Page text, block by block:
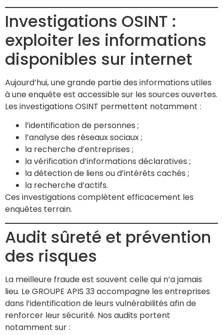
Investigations OSINT :
exploiter les informations
disponibles sur internet
Aujourd’hui, une grande partie des informations utiles
à une enquête est accessible sur les sources ouvertes.
Les investigations OSINT permettent notamment :
l’identification de personnes ;
l’analyse des réseaux sociaux ;
la recherche d’entreprises ;
la vérification d’informations déclaratives ;
la détection de liens ou d’intérêts cachés ;
la recherche d’actifs.
Ces investigations complètent efficacement les
enquêtes terrain.
Audit sûreté et prévention
des risques
La meilleure fraude est souvent celle qui n’a jamais
lieu. Le GROUPE APIS 33 accompagne les entreprises
dans l’identification de leurs vulnérabilités afin de
renforcer leur sécurité. Nos audits portent
notamment sur :